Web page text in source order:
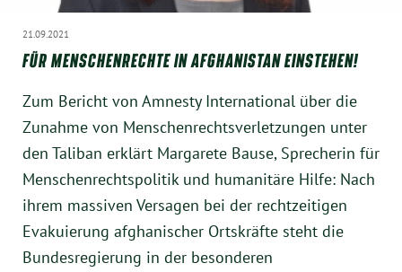
21.09.2021
FÜR MENSCHENRECHTE IN AFGHANISTAN EINSTEHEN!
Zum Bericht von Amnesty International über die
Zunahme von Menschenrechtsverletzungen unter
den Taliban erklärt Margarete Bause, Sprecherin für
Menschenrechtspolitik und humanitäre Hilfe: Nach
ihrem massiven Versagen bei der rechtzeitigen
Evakuierung afghanischer Ortskräfte steht die
Bundesregierung in der besonderen